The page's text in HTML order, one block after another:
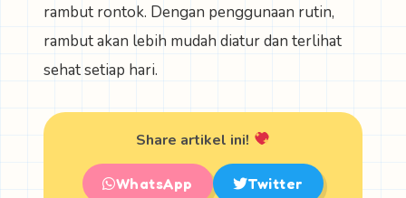
rambut rontok. Dengan penggunaan rutin,
rambut akan lebih mudah diatur dan terlihat
sehat setiap hari.
Share artikel ini!
WhatsApp Twitter